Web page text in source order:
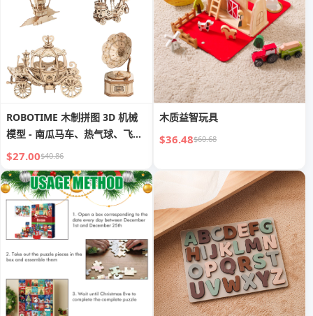
ROBOTIME 木制拼图 3D 机械
模型 - 南瓜马车、热气球、飞
艇、留声机
$27.00$40.86
木质益智玩具
$36.48$60.68